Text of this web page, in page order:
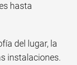
hasta
del lugar, la
instalaciones.